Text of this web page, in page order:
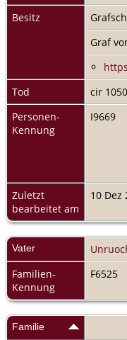
Besitz
Graf
Tod
cir 1050
Personen-
Kennung
I9669
Zuletzt
bearbeitet am
10 Dez
Vater
Familien-
Kennung
F6525
Familie